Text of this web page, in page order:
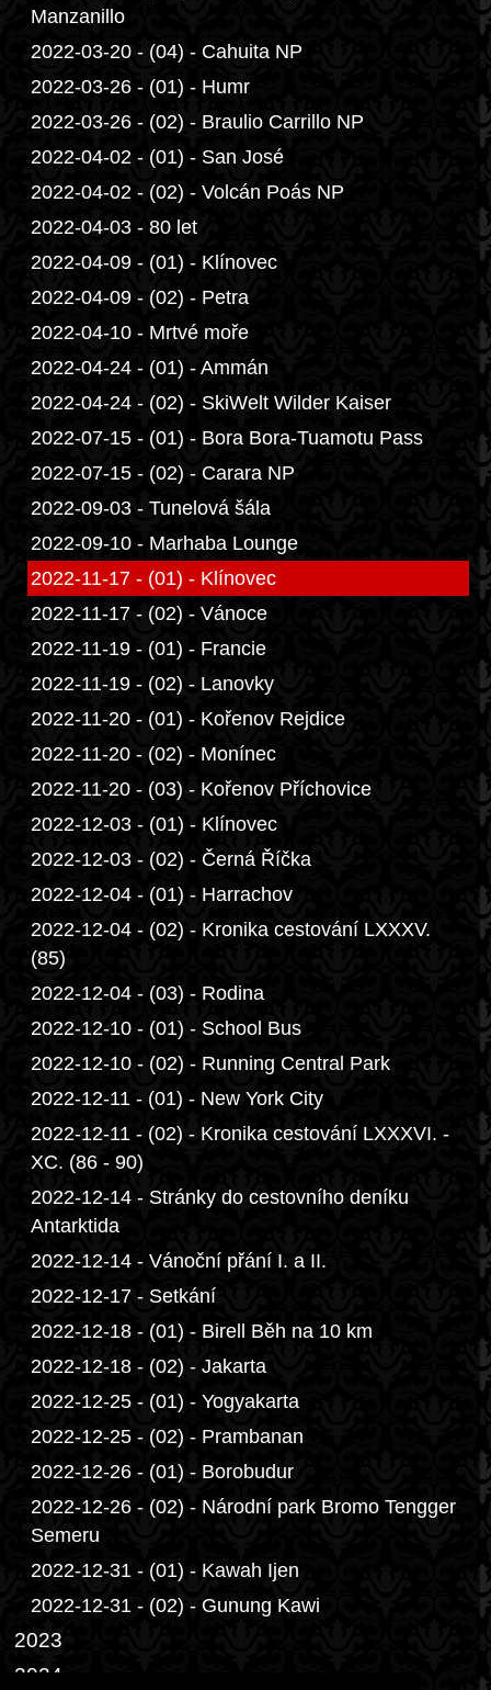
Manzanillo
2022-03-20 - (04) - Cahuita NP
2022-03-26 - (01) - Humr
2022-03-26 - (02) - Braulio Carrillo NP
2022-04-02 - (01) - San José
2022-04-02 - (02) - Volcán Poás NP
2022-04-03 - 80 let
2022-04-09 - (01) - Klínovec
2022-04-09 - (02) - Petra
2022-04-10 - Mrtvé moře
2022-04-24 - (01) - Ammán
2022-04-24 - (02) - SkiWelt Wilder Kaiser
2022-07-15 - (01) - Bora Bora-Tuamotu Pass
2022-07-15 - (02) - Carara NP
2022-09-03 - Tunelová šála
2022-09-10 - Marhaba Lounge
2022-11-17 - (01) - Klínovec
2022-11-17 - (02) - Vánoce
2022-11-19 - (01) - Francie
2022-11-19 - (02) - Lanovky
2022-11-20 - (01) - Kořenov Rejdice
2022-11-20 - (02) - Monínec
2022-11-20 - (03) - Kořenov Příchovice
2022-12-03 - (01) - Klínovec
2022-12-03 - (02) - Černá Říčka
2022-12-04 - (01) - Harrachov
2022-12-04 - (02) - Kronika cestování LXXXV.
(85)
2022-12-04 - (03) - Rodina
2022-12-10 - (01) - School Bus
2022-12-10 - (02) - Running Central Park
2022-12-11 - (01) - New York City
2022-12-11 - (02) - Kronika cestování LXXXVI. -
XC. (86 - 90)
2022-12-14 - Stránky do cestovního deníku
Antarktida
2022-12-14 - Vánoční přání I. a II.
2022-12-17 - Setkání
2022-12-18 - (01) - Birell Běh na 10 km
2022-12-18 - (02) - Jakarta
2022-12-25 - (01) - Yogyakarta
2022-12-25 - (02) - Prambanan
2022-12-26 - (01) - Borobudur
2022-12-26 - (02) - Národní park Bromo Tengger
Semeru
2022-12-31 - (01) - Kawah Ijen
2022-12-31 - (02) - Gunung Kawi
2023
2024